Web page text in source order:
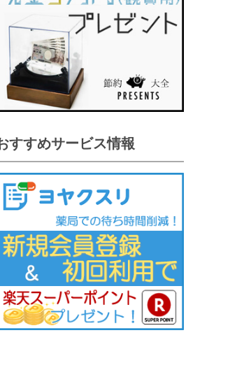
すすめサービス情報